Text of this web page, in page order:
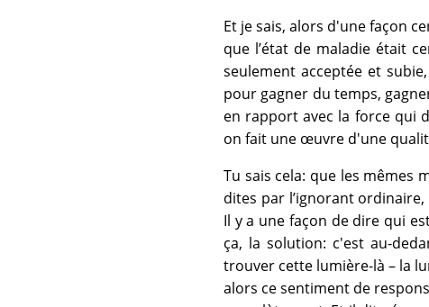
Et je sais, alors d'une façon
que l’état de maladie était
seulement acceptée et
pour gagner du temps,
en rapport avec la force qui
on fait une œuvre d'une
Tu sais cela: que les mêmes
dites par l’ignorant
Il y a une façon de dire qui
ça, la solution: c'est au-
trouver cette lumière-là – la
alors ce sentiment de